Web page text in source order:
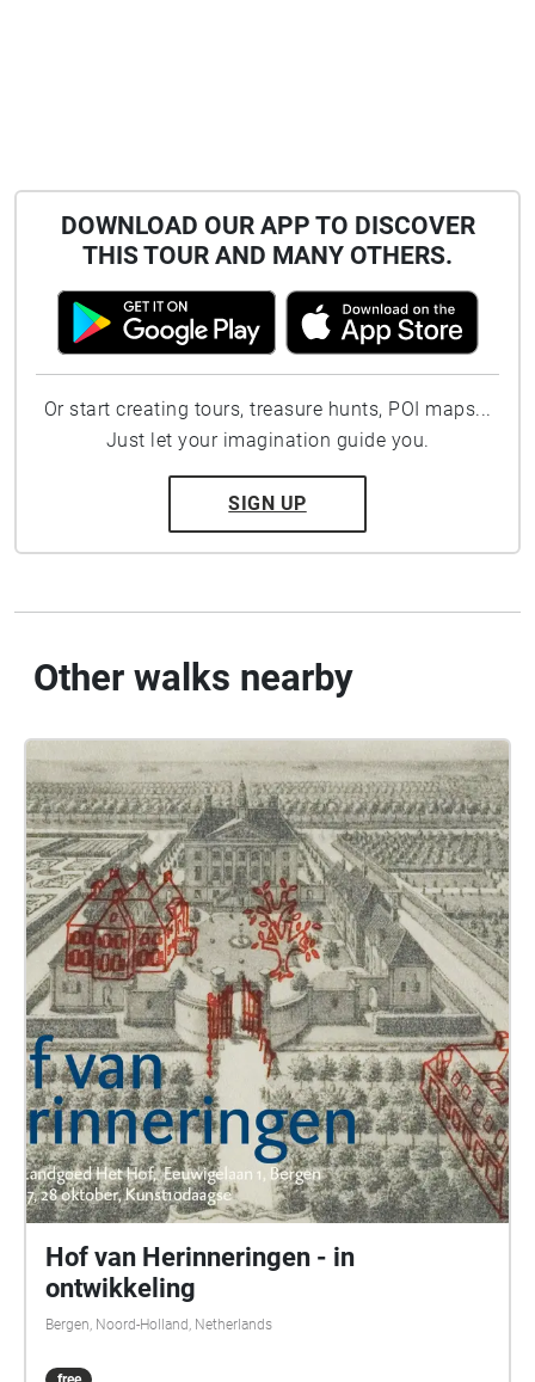
DOWNLOAD OUR APP TO DISCOVER
THIS TOUR AND MANY OTHERS.
Or start creating tours, treasure hunts, POI maps...
Just let your imagination guide you.
SIGN UP
Other walks nearby
Hof van Herinneringen - in
ontwikkeling
Bergen, Noord-Holland, Netherlands